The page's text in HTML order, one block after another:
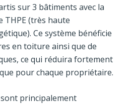
sur 3 bâtiments avec la
THPE (très haute
Ce système bénéficie
en toiture ainsi que de
ce qui réduira fortement
pour chaque propriétaire.
principalement